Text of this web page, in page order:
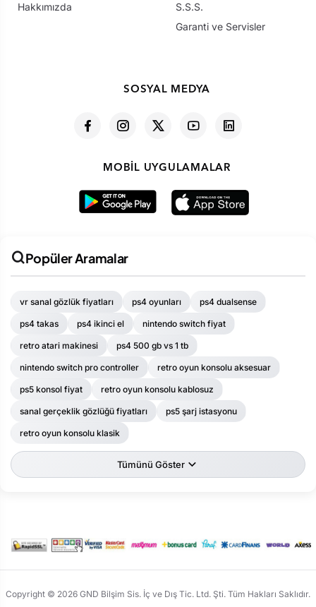
Hakkımızda
S.S.S.
Garanti ve Servisler
SOSYAL MEDYA
MOBIL UYGULAMALAR
Popüler Aramalar
vr sanal gözlük fiyatları ps4 oyunları ps4 dualsense
ps4 takas ps4 ikinci el nintendo switch fiyat
retro atari makinesi ps4 500 gb vs 1 tb
nintendo switch pro controller retro oyun konsolu aksesuar
ps5 konsol fiyat retro oyun konsolu kablosuz
sanal gerçeklik gözlüğü fiyatları ps5 şarj istasyonu
retro oyun konsolu klasik
Tümünü Göster
Copyright © 2026 GND Bilşim Sis. İç ve Dış Tic. Ltd. Şti. Tüm Hakları Saklıdır.